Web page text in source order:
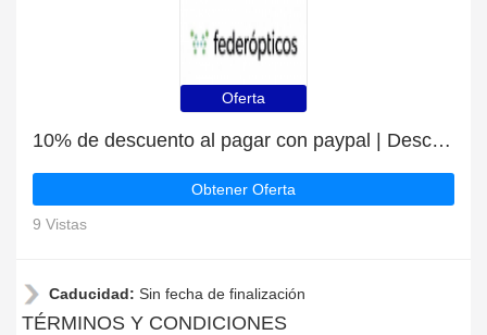
Oferta
10% de descuento al pagar con paypal | Descuento para Federopticos
Obtener Oferta
9 Vistas
Caducidad: Sin fecha de finalización
TÉRMINOS Y CONDICIONES